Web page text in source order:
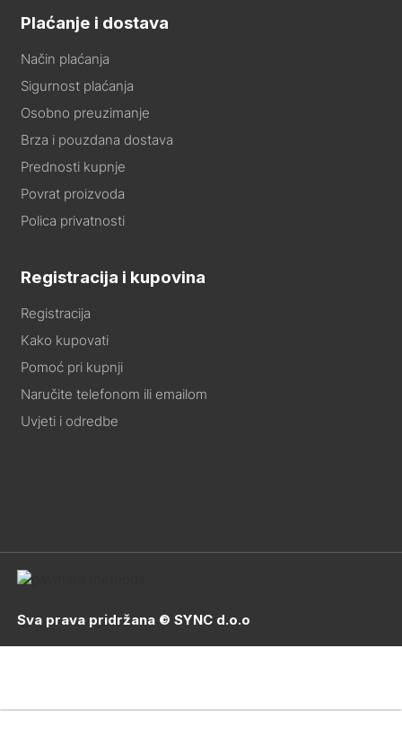
Plaćanje i dostava
Način plaćanja
Sigurnost plaćanja
Osobno preuzimanje
Brza i pouzdana dostava
Prednosti kupnje
Povrat proizvoda
Polica privatnosti
Registracija i kupovina
Registracija
Kako kupovati
Pomoć pri kupnji
Naručite telefonom ili emailom
Uvjeti i odredbe
Sva prava pridržana © SYNC d.o.o